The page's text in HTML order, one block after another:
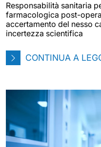
Responsabilità sanitaria
farmacologica post-
accertamento del nesso
incertezza scientifica
CONTINUA A